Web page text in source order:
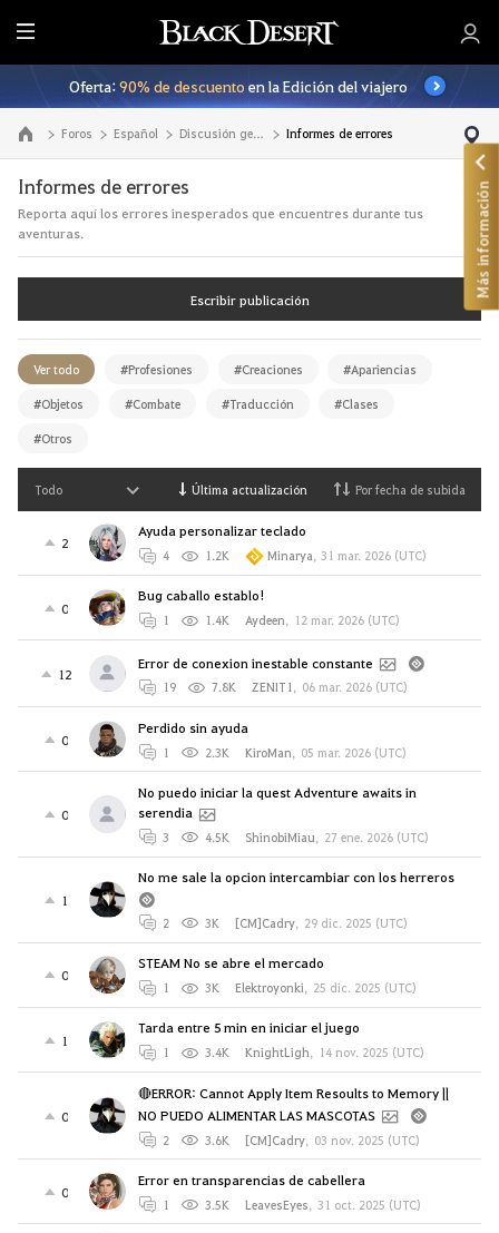
T
o
d
o
Oferta:90% de descuentoen la Edición del viajero
Ir a la página principal Foros Español Discusión general Informes de errores
Informes de errores
Reporta aquí los errores inesperados que encuentres durante tus
aventuras.
Escribir publicación
Ver todo #Profesiones #Creaciones #Apariencias
#Objetos #Combate #Traducción #Clases
#Otros
Última actualización Por fecha de subida
Todo
2
Ayuda personalizar teclado
4 1.2K Minarya, 31 mar. 2026 (UTC)
0
Bug caballo establo!
1 1.4K Aydeen, 12 mar. 2026 (UTC)
12
Error de conexion inestable constante
19 7.8K ZENIT1, 06 mar. 2026 (UTC)
0
Perdido sin ayuda
1 2.3K KiroMan, 05 mar. 2026 (UTC)
0
No puedo iniciar la quest Adventure awaits in
serendia
3 4.5K ShinobiMiau, 27 ene. 2026 (UTC)
1
No me sale la opcion intercambiar con los herreros
2 3K [CM]Cadry, 29 dic. 2025 (UTC)
0
STEAM No se abre el mercado
1 3K Elektroyonki, 25 dic. 2025 (UTC)
1
Tarda entre 5 min en iniciar el juego
1 3.4K KnightLigh, 14 nov. 2025 (UTC)
0
🔴ERROR: Cannot Apply Item Resoults to Memory ||
NO PUEDO ALIMENTAR LAS MASCOTAS
2 3.6K [CM]Cadry, 03 nov. 2025 (UTC)
0
Error en transparencias de cabellera
1 3.5K LeavesEyes, 31 oct. 2025 (UTC)
Más información